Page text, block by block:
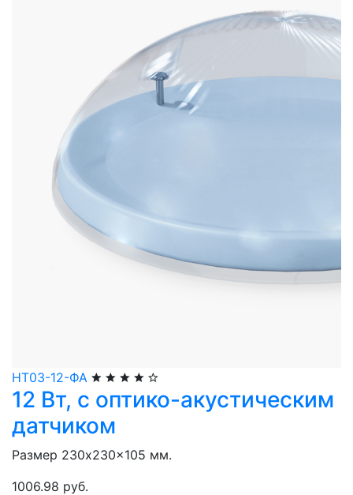
НТ03-12-ФА
12 Вт, с оптико-акустическим
датчиком
Размер 230x230x105 мм.
1006.98 руб.